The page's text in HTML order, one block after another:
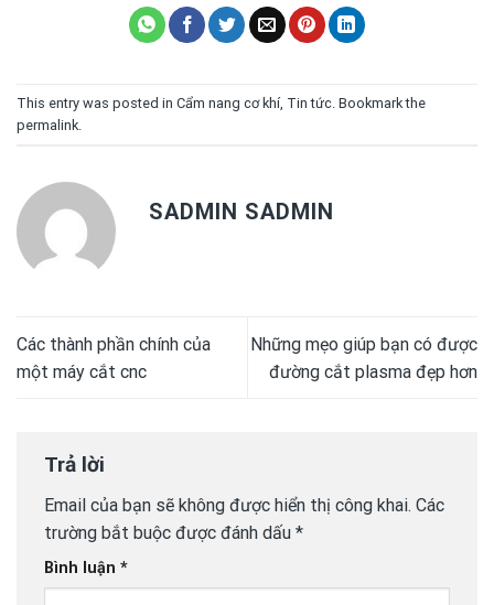
This entry was posted in Cẩm nang cơ khí Tin tức . Bookmark the
permalink
SADMIN SADMIN
Các thành phần chính của
một máy cắt cnc
Những mẹo giúp bạn có được
đường cắt plasma đẹp hơn
Trả lời
Email của bạn sẽ không được hiển thị công khai. Các
trường bắt buộc được đánh dấu *
Bình luận *